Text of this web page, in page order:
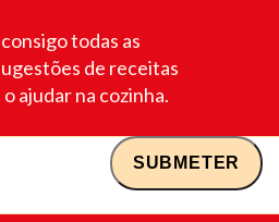
todas as
de receitas
ajudar na cozinha.